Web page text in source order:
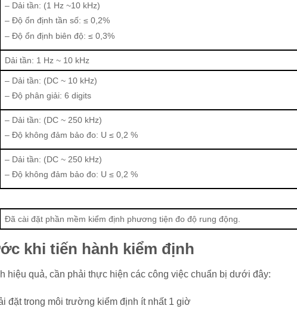
– Dải tần: (1 Hz ~10 kHz)
– Độ ổn định tần số: ≤ 0,2%
– Độ ổn định biên độ: ≤ 0,3%
Dải tần: 1 Hz ~ 10 kHz
– Dải tần: (DC ~ 10 kHz)
– Độ phân giải: 6 digits
– Dải tần: (DC ~ 250 kHz)
– Độ không đảm bảo đo: U ≤ 0,2 %
– Dải tần: (DC ~ 250 kHz)
– Độ không đảm bảo đo: U ≤ 0,2 %
Đã cài đặt phần mềm kiểm định phương tiện đo độ rung động.
khi tiến hành kiểm định
hiệu quả, cần phải thực hiện các công việc chuẩn bị dưới đây:
đặt trong môi trường kiểm định ít nhất 1 giờ